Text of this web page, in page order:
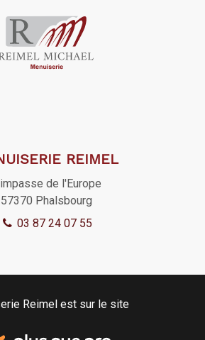
REIMEL
de l'Europe
57370 Phalsbourg
03 87 24 07 55
Reimel est sur le site